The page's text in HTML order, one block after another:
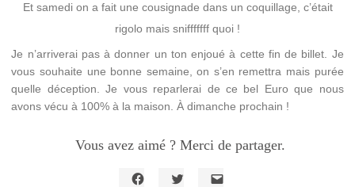
Et samedi on a fait une cousignade dans un coquillage, c’était
rigolo mais snifffffff quoi !
Je n’arriverai pas à donner un ton enjoué à cette fin de billet. Je
vous souhaite une bonne semaine, on s’en remettra mais purée
quelle déception. Je vous reparlerai de ce bel Euro que nous
avons vécu à 100% à la maison. À dimanche prochain !
Vous avez aimé ? Merci de partager.